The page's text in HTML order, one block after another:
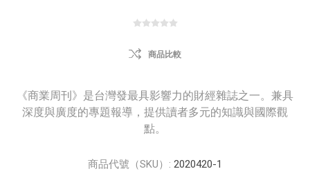
商品比較
《商業周刊》是台灣發最具影響力的財經雜誌之一。兼具
深度與廣度的專題報導，提供讀者多元的知識與國際觀
點。
商品代號（SKU）: 2020420-1